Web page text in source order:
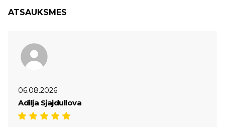
ATSAUKSMES
06.08.2026
Adilja Sjajdullova